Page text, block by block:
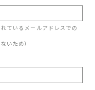
ているメールアドレスでの
いため）